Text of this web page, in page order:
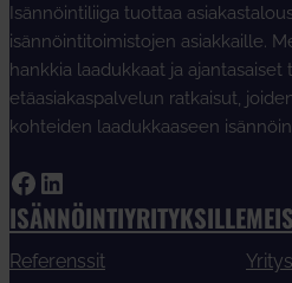
Isännöintiliiga tuottaa
isännöintitoimistojen asiakkaille.
hankkia laadukkaat ja ajantasaiset
etäasiakaspalvelun ratkaisut,
kohteiden laadukkaaseen
Facebook LinkedIn
ISÄNNÖINTIYRITYKSILLE
Referenssit Yritys